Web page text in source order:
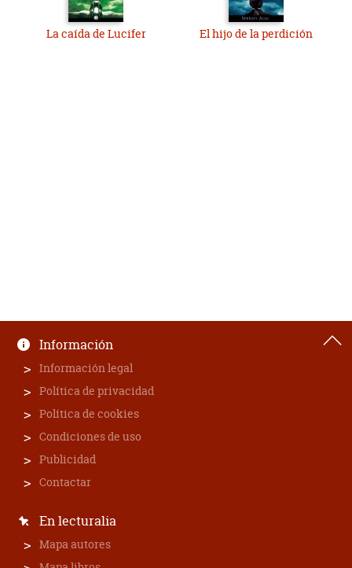
La caída de Lucifer El hijo de la perdición
Información
Información legal
Política de privacidad
Política de cookies
Condiciones de uso
Publicidad
Contactar
En lecturalia
Mapa autores